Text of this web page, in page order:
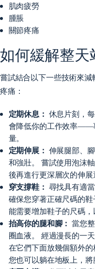
肌肉疲勞
腫脹
關節疼痛
如何緩解整天
嘗試結合以下一些技術來
疼痛：
定期休息： 休息片刻，
會降低你的工作效率——
量。
定期伸展： 伸展腿部、
和強壯。 嘗試使用泡沫
後再進行更深層次的伸展
穿支撐鞋： 尋找具有適
確保您穿著正確尺碼的
能需要增加鞋子的尺碼，
抬高你的腿和腳：當您
圈血液。 經過漫長的一
在它們下面放幾個額外的
您也可以躺在地板上，將